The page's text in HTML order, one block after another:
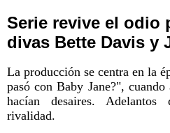
Serie revive el odio
divas Bette Davis y
La producción se centra en la
pasó con Baby Jane?", cuando
hacían desaires.
rivalidad.